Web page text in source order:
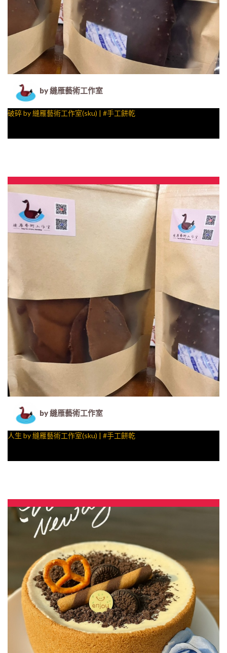
by 縫雁藝術工作室
破碎 by 縫雁藝術工作室(sku) | #手工餅乾
by 縫雁藝術工作室
人生 by 縫雁藝術工作室(sku) | #手工餅乾